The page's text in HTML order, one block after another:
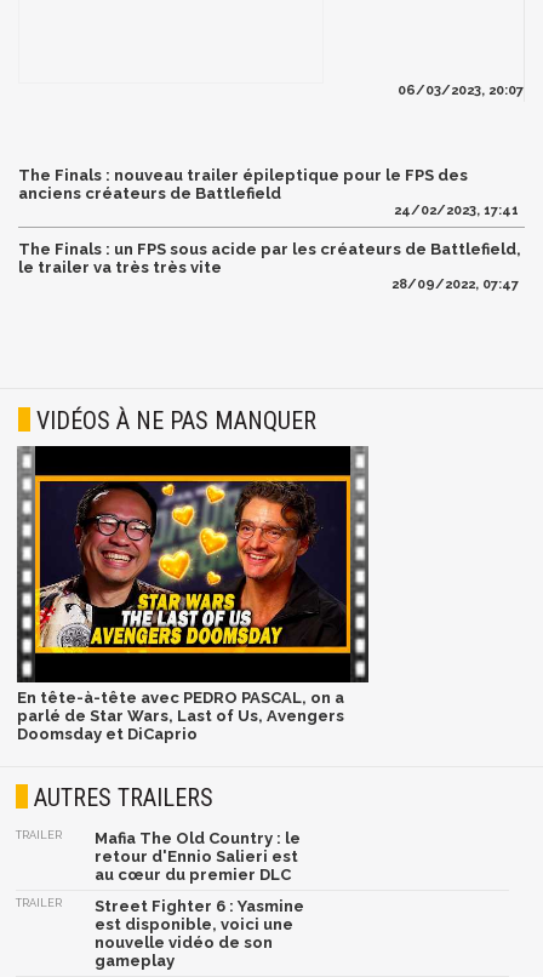
06/03/2023, 20:07
The Finals : nouveau trailer épileptique pour le FPS des
anciens créateurs de Battlefield
24/02/2023, 17:41
The Finals : un FPS sous acide par les créateurs de Battlefield,
le trailer va très très vite
28/09/2022, 07:47
VIDÉOS À NE PAS MANQUER
En tête-à-tête avec PEDRO PASCAL, on a
parlé de Star Wars, Last of Us, Avengers
Doomsday et DiCaprio
AUTRES TRAILERS
TRAILER
Mafia The Old Country : le
retour d'Ennio Salieri est
au cœur du premier DLC
TRAILER
Street Fighter 6 : Yasmine
est disponible, voici une
nouvelle vidéo de son
gameplay